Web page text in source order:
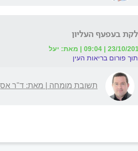
בעפעף העליון
2011 | 09:04 | מאת: יעל
פורום בריאות העין
תשובת מומחה | מאת: ד"ר